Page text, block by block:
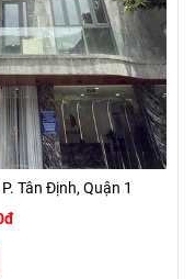
Tân Định, Quận 1